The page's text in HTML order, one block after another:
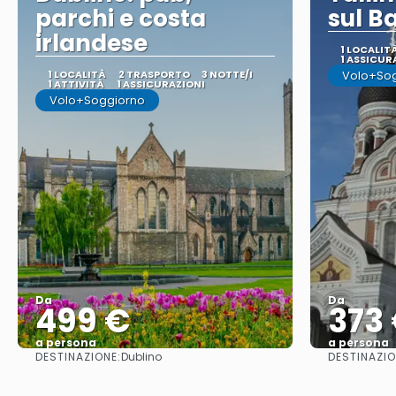
parchi e costa
irlandese
1 LOCALITÀ 2 TRASPORTO 3 NOTTE/I
1 ATTIVITÀ 1 ASSICURAZIONI
Volo+Soggiorno
Da
499 €
a persona
Vedere
DESTINAZIONE:Dublino
sul
1
1
Da
373
a persona